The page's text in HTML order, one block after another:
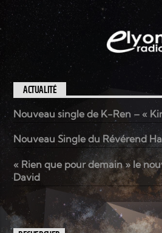
ACTUALITÉ
Nouveau single de K-Ren – «
Nouveau Single du Révérend
« Rien que pour demain » le
David